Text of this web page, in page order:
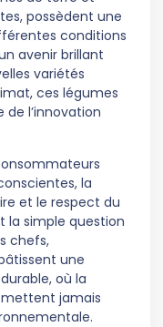
possèdent une
conditions
avenir brillant
variétés
ces légumes
l’innovation
la
et le respect du
la simple question
chefs,
une
où la
jamais